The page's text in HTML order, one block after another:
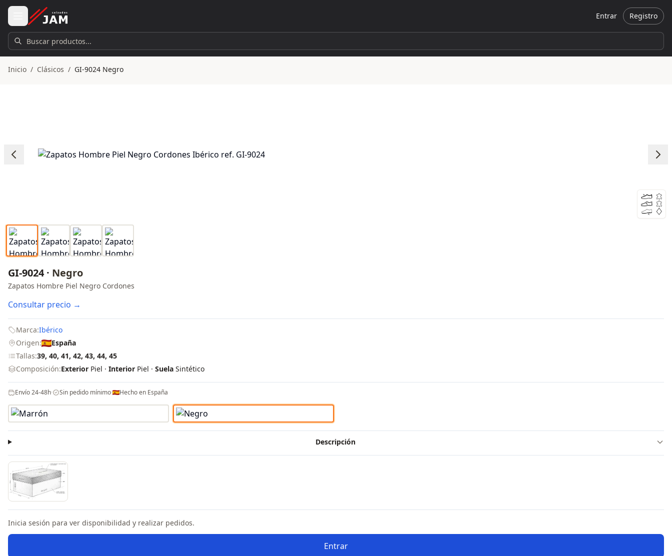
Ir al contenido principal
Entrar Registro
Buscar productos...
Inicio / Clásicos / GI-9024 Negro
GI-9024 · Negro
Zapatos Hombre Piel Negro Cordones
Consultar precio →
Marca:Ibérico
Origen:
España
Tallas:39, 40, 41, 42, 43, 44, 45
Composición:Exterior Piel · Interior Piel · Suela Sintético
Envío 24-48h· Sin pedido mínimo· Hecho en España
Descripción
Inicia sesión para ver disponibilidad y realizar pedidos.
Entrar